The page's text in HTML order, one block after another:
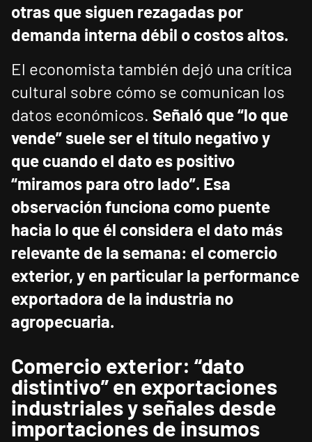
otras que siguen rezagadas por
demanda interna débil o costos altos.
El economista también dejó una crítica
cultural sobre cómo se comunican los
datos económicos. Señaló que “lo que
vende” suele ser el título negativo y
que cuando el dato es positivo
“miramos para otro lado”. Esa
observación funciona como puente
hacia lo que él considera el dato más
relevante de la semana: el comercio
exterior, y en particular la performance
exportadora de la industria no
agropecuaria.
Comercio exterior: “dato
distintivo” en exportaciones
industriales y señales desde
importaciones de insumos